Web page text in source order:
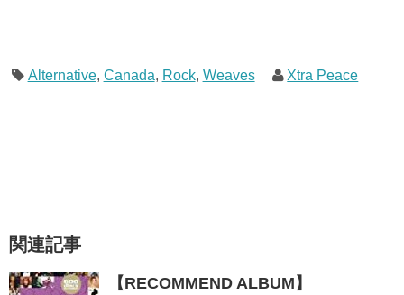
Alternative, Canada, Rock, Weaves Xtra Peace
関連記事
【RECOMMEND ALBUM】